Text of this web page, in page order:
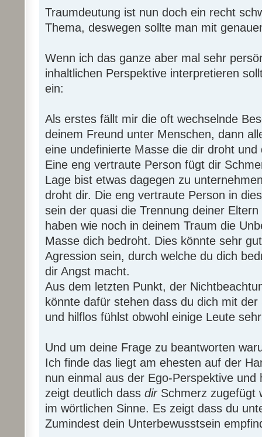
Traumdeutung ist nun doch ein recht
Thema, deswegen sollte man mit
Wenn ich das ganze aber mal sehr
inhaltlichen Perspektive interpretieren
ein:
Als erstes fällt mir die oft wechselnde
deinem Freund unter Menschen, dann
eine undefinierte Masse die dir droht
Eine eng vertraute Person fügt dir
Lage bist etwas dagegen zu
droht dir. Die eng vertraute Person in
sein der quasi die Trennung deiner
haben wie noch in deinem Traum die
Masse dich bedroht. Dies könnte sehr
Agression sein, durch welche du dich
dir Angst macht.
Aus dem letzten Punkt, der
könnte dafür stehen dass du dich mit
und hilflos fühlst obwohl einige Leute
Und um deine Frage zu beantworten
Ich finde das liegt am ehesten auf der
nun einmal aus der Ego-Perspektive
zeigt deutlich dass dirSchmerz zugefügt
im wörtlichen Sinne. Es zeigt dass du
Zumindest dein Unterbewusstsein